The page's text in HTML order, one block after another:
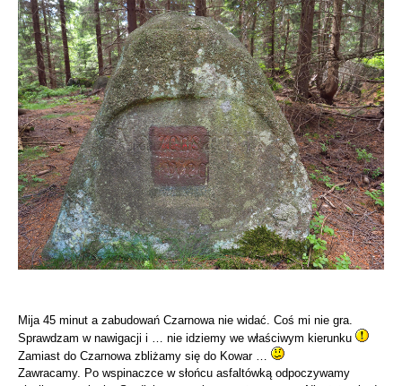
Mija 45 minut a zabudowań Czarnowa nie widać. Coś mi nie gra.
Sprawdzam w nawigacji i … nie idziemy we właściwym kierunku
Zamiast do Czarnowa zbliżamy się do Kowar …
Zawracamy. Po wspinaczce w słońcu asfaltówką odpoczywamy